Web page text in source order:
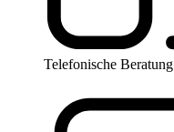
Telefonische Beratung